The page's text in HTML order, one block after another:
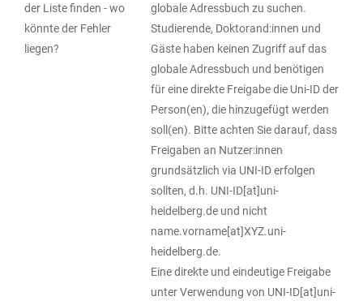
der Liste finden - wo
könnte der Fehler
liegen?
globale Adressbuch zu suchen.
Studierende, Doktorand:innen und
Gäste haben keinen Zugriff auf das
globale Adressbuch und benötigen
für eine direkte Freigabe die Uni-ID der
Person(en), die hinzugefügt werden
soll(en). Bitte achten Sie darauf, dass
Freigaben an Nutzer:innen
grundsätzlich via UNI-ID erfolgen
sollten, d.h. UNI-ID[at]uni-
heidelberg.de und nicht
name.vorname[at]XYZ.uni-
heidelberg.de.
Eine direkte und eindeutige Freigabe
unter Verwendung von UNI-ID[at]uni-